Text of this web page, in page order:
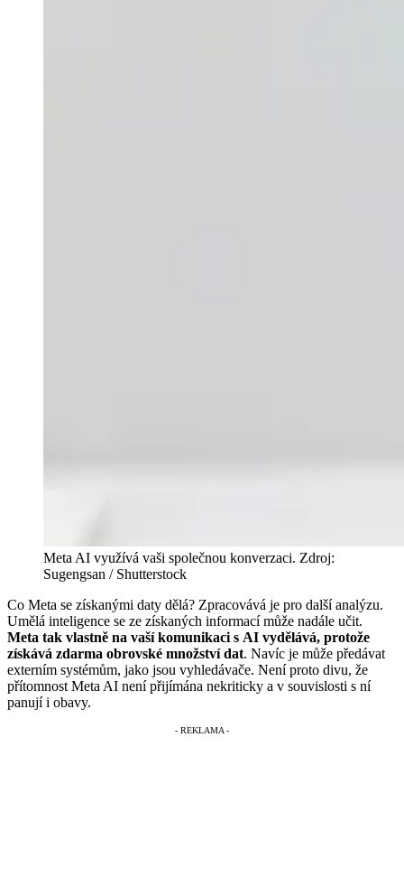
Meta AI využívá vaši společnou konverzaci. Zdroj:
Sugengsan / Shutterstock
Co Meta se získanými daty dělá? Zpracovává je pro další analýzu.
Umělá inteligence se ze získaných informací může nadále učit.
Meta tak vlastně na vaší komunikaci s AI vydělává, protože
získává zdarma obrovské množství dat. Navíc je může předávat
externím systémům, jako jsou vyhledávače. Není proto divu, že
přítomnost Meta AI není přijímána nekriticky a v souvislosti s ní
panují i obavy.